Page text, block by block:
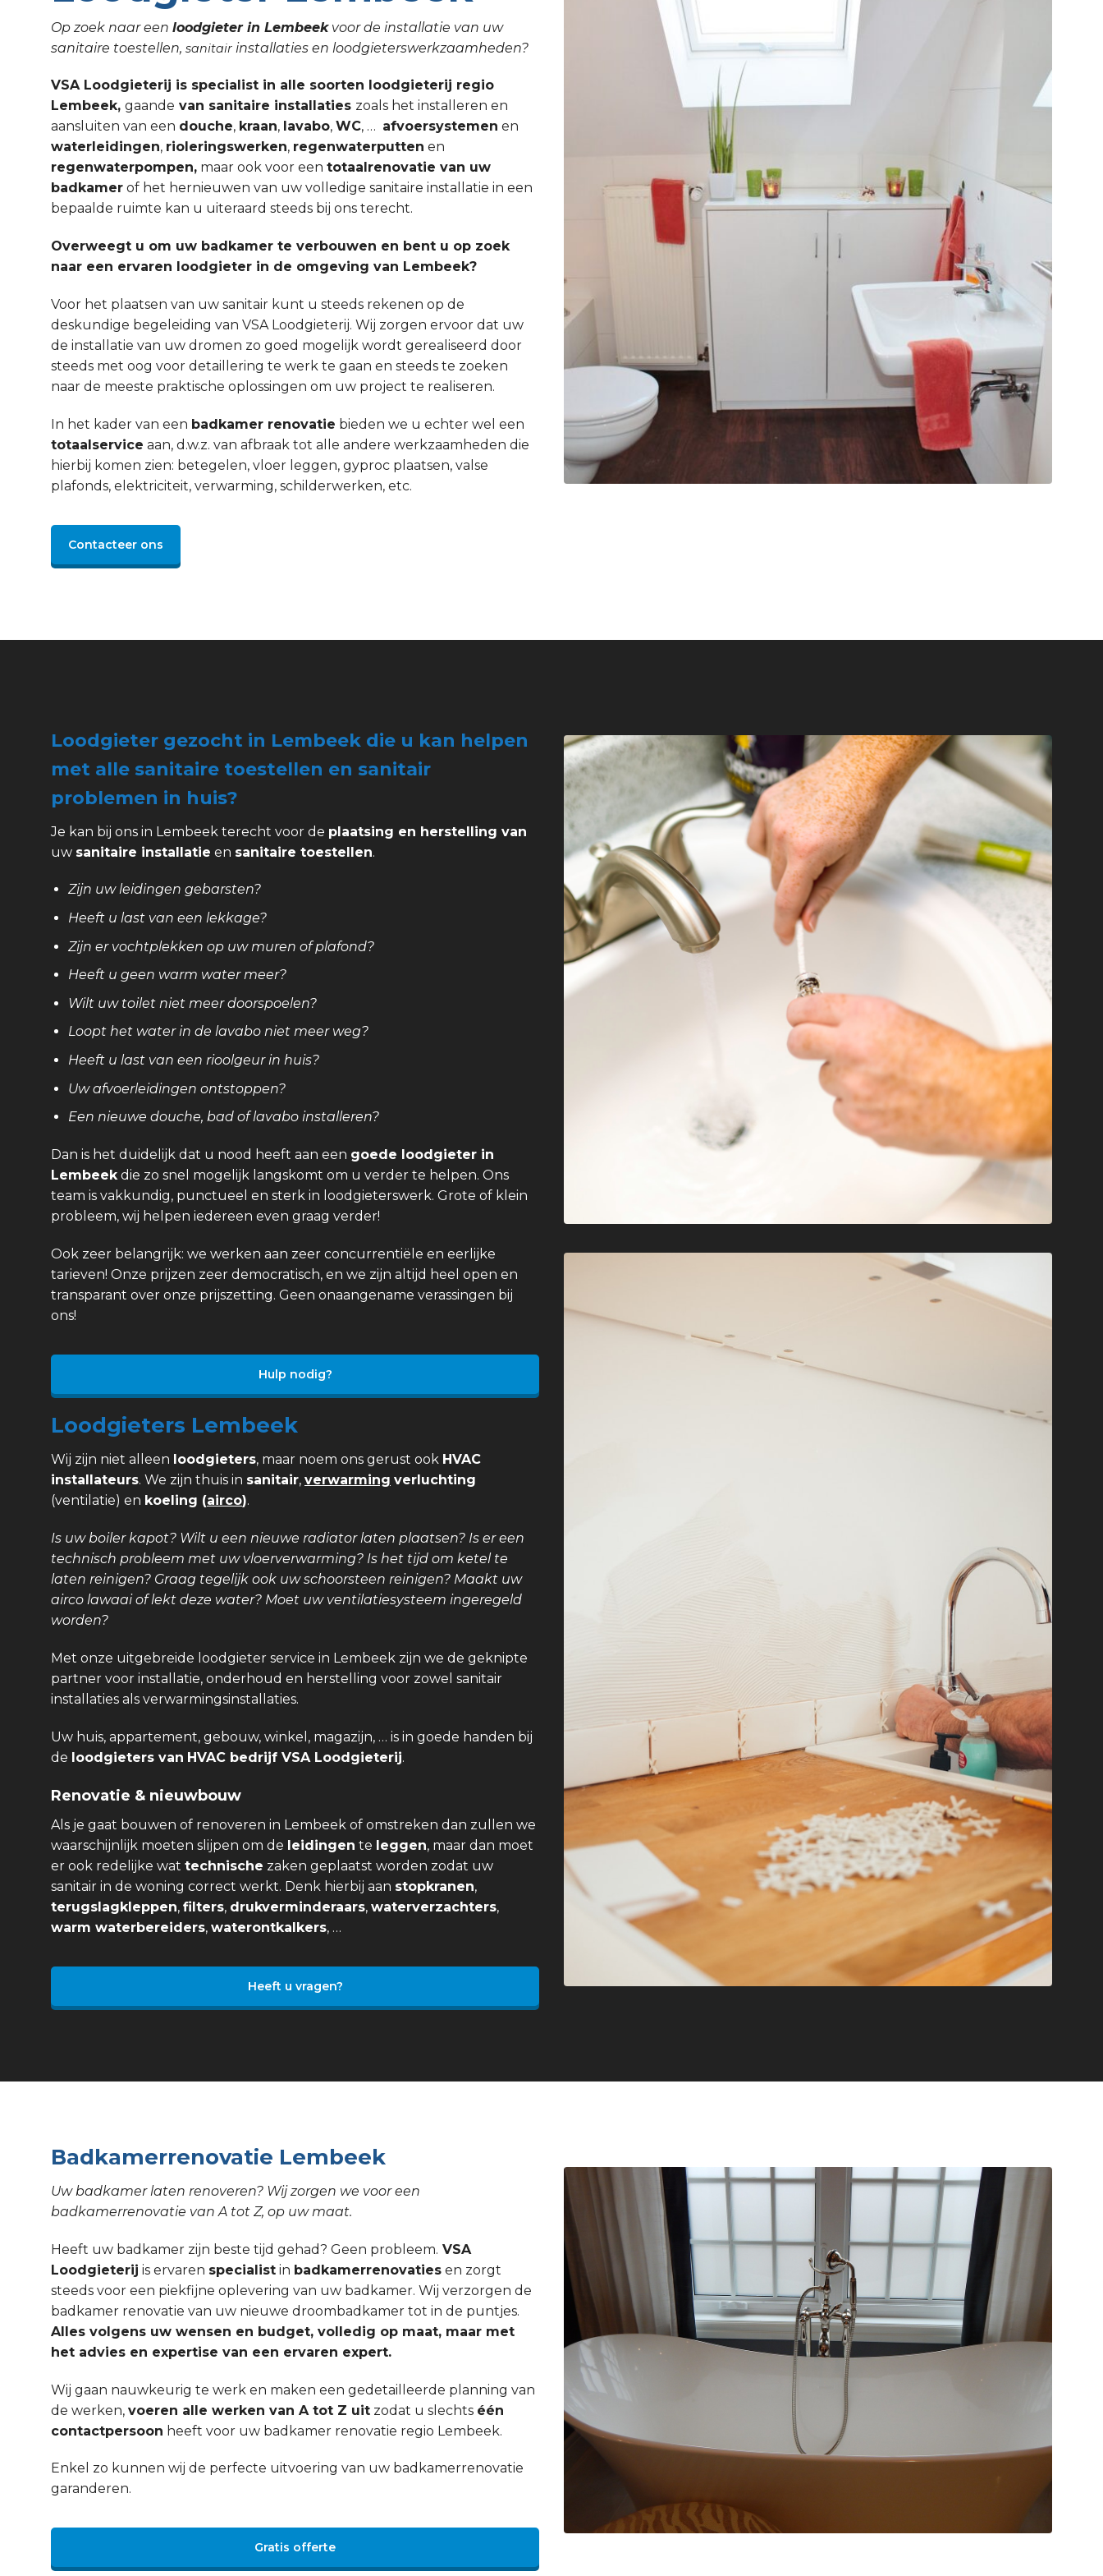
Op zoek naar een loodgieter in Lembeekvoor de installatie van uw
sanitaire toestellen, sanitair installaties en loodgieterswerkzaamheden?
VSA Loodgieterij is specialist in alle soorten loodgieterij regio
Lembeek, gaande van sanitaire installaties zoals het installeren en
aansluiten van een douche, kraan, lavabo, WC, … afvoersystemen en
waterleidingen, rioleringswerken, regenwaterputten en
regenwaterpompen, maar ook voor een totaalrenovatie van uw
badkamer of het hernieuwen van uw volledige sanitaire installatie in een
bepaalde ruimte kan u uiteraard steeds bij ons terecht.
Overweegt u om uw badkamer te verbouwen en bent u op zoek
naar een ervaren loodgieter in de omgeving van Lembeek?
Voor het plaatsen van uw sanitair kunt u steeds rekenen op de
deskundige begeleiding van VSA Loodgieterij. Wij zorgen ervoor dat uw
de installatie van uw dromen zo goed mogelijk wordt gerealiseerd door
steeds met oog voor detaillering te werk te gaan en steeds te zoeken
naar de meeste praktische oplossingen om uw project te realiseren.
In het kader van een badkamer renovatie bieden we u echter wel een
totaalservice aan, d.w.z. van afbraak tot alle andere werkzaamheden die
hierbij komen zien: betegelen, vloer leggen, gyproc plaatsen, valse
plafonds, elektriciteit, verwarming, schilderwerken, etc.
Contacteer ons
Loodgieter gezocht in Lembeek die u kan helpen
met alle sanitaire toestellen en sanitair
problemen in huis?
Je kan bij ons in Lembeek terecht voor de plaatsing en herstelling van
uw sanitaire installatie en sanitaire toestellen.
Zijn uw leidingen gebarsten?
Heeft u last van een lekkage?
Zijn er vochtplekken op uw muren of plafond?
Heeft u geen warm water meer?
Wilt uw toilet niet meer doorspoelen?
Loopt het water in de lavabo niet meer weg?
Heeft u last van een rioolgeur in huis?
Uw afvoerleidingen ontstoppen?
Een nieuwe douche, bad of lavabo installeren?
Dan is het duidelijk dat u nood heeft aan een goede loodgieter in
Lembeekdie zo snel mogelijk langskomt om u verder te helpen. Ons
team is vakkundig, punctueel en sterk in loodgieterswerk. Grote of klein
probleem, wij helpen iedereen even graag verder!
Ook zeer belangrijk: we werken aan zeer concurrentiële en eerlijke
tarieven! Onze prijzen zeer democratisch, en we zijn altijd heel open en
transparant over onze prijszetting. Geen onaangename verassingen bij
ons!
Hulp nodig?
Loodgieters Lembeek
Wij zijn niet alleen loodgieters, maar noem ons gerust ook HVAC
installateurs. We zijn thuis in sanitair, verwarming verluchting
(ventilatie) en koeling (airco).
Is uw boiler kapot? Wilt u een nieuwe radiator laten plaatsen? Is er een
technisch probleem met uw vloerverwarming? Is het tijd om ketel te
laten reinigen? Graag tegelijk ook uw schoorsteen reinigen? Maakt uw
airco lawaai of lekt deze water? Moet uw ventilatiesysteem ingeregeld
worden?
Met onze uitgebreide loodgieter service in Lembeek zijn we de geknipte
partner voor installatie, onderhoud en herstelling voor zowel sanitair
installaties als verwarmingsinstallaties.
Uw huis, appartement, gebouw, winkel, magazijn, … is in goede handen bij
de loodgieters van HVAC bedrijf VSA Loodgieterij.
Renovatie & nieuwbouw
Als je gaat bouwen of renoveren in Lembeek of omstreken dan zullen we
waarschijnlijk moeten slijpen om de leidingen te leggen, maar dan moet
er ook redelijke wat technische zaken geplaatst worden zodat uw
sanitair in de woning correct werkt. Denk hierbij aan stopkranen,
terugslagkleppen, filters, drukverminderaars, waterverzachters,
warm waterbereiders, waterontkalkers, …
Heeft u vragen?
Badkamerrenovatie Lembeek
Uw badkamer laten renoveren? Wij zorgen we voor een
badkamerrenovatie van A tot Z, op uw maat.
Heeft uw badkamer zijn beste tijd gehad? Geen probleem. VSA
Loodgieterij is ervaren specialist in badkamerrenovaties en zorgt
steeds voor een piekfijne oplevering van uw badkamer. Wij verzorgen de
badkamer renovatie van uw nieuwe droombadkamer tot in de puntjes.
Alles volgens uw wensen en budget, volledig op maat, maar met
het advies en expertise van een ervaren expert.
Wij gaan nauwkeurig te werk en maken een gedetailleerde planning van
de werken, voeren alle werken van A tot Z uit zodat u slechts één
contactpersoon heeft voor uw badkamer renovatie regio Lembeek.
Enkel zo kunnen wij de perfecte uitvoering van uw badkamerrenovatie
garanderen.
Gratis offerte